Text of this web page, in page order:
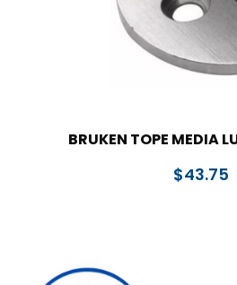
BRUKEN TOPE MEDIA
$43.75